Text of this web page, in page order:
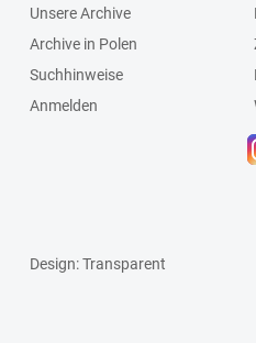
Unsere Archive
Archive in Polen
Suchhinweise
Anmelden
Design: Transparent